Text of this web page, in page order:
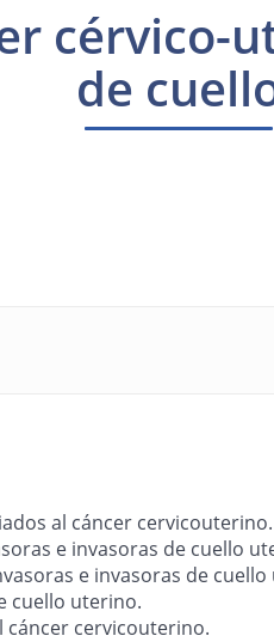
de
al cáncer cervicouterino.
e invasoras de cuello
e invasoras de
cuello uterino.
cáncer cervicouterino.